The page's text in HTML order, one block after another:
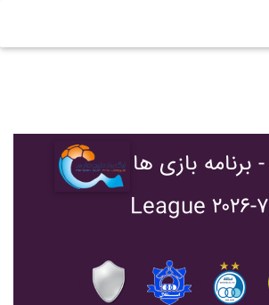
برنامه بازی ها - Primier
League ۲۰۲۶-۷